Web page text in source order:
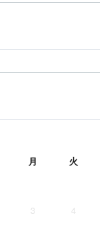
月 火
3
4